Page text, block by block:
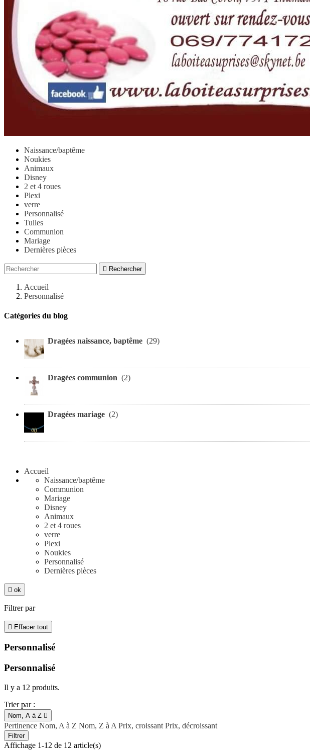
Naissance/baptême
Noukies
Animaux
Disney
2 et 4 roues
Plexi
verre
Personnalisé
Tulles
Communion
Mariage
Dernières pièces
 Rechercher
Accueil
Personnalisé
Catégories du blog
Dragées naissance, baptême (29)
Dragées communion (2)
Dragées mariage (2)
Accueil
Naissance/baptême
Communion
Mariage
Disney
Animaux
2 et 4 roues
verre
Plexi
Noukies
Personnalisé
Dernières pièces
 ok
Filtrer par
 Effacer tout
Personnalisé
Personnalisé
Il y a 12 produits.
Trier par :
Nom, A à Z 
Pertinence Nom, A à Z Nom, Z à A Prix, croissant Prix, décroissant
Filtrer
Affichage 1-12 de 12 article(s)